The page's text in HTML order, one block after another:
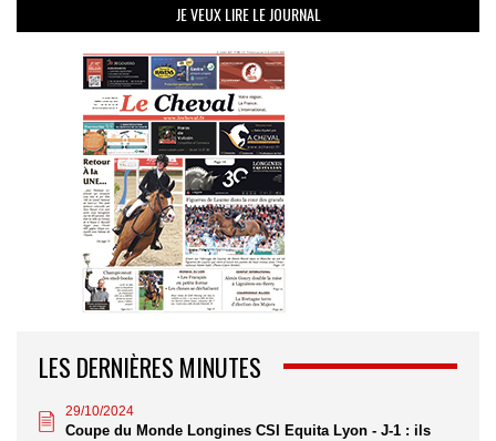
JE VEUX LIRE LE JOURNAL
LES DERNIÈRES MINUTES
29/10/2024
Coupe du Monde Longines CSI Equita Lyon - J-1 : ils